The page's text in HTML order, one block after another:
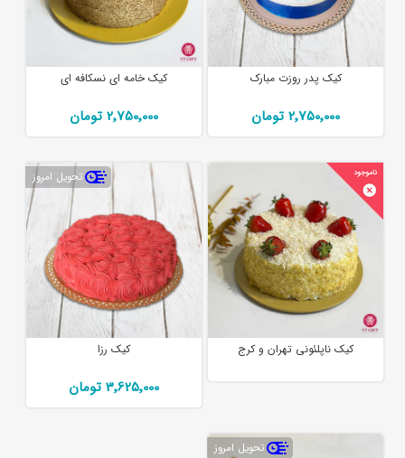
کیک پدر روزت مبارک
2٬750٬000 تومان
کیک خامه ای نسکافه ای
2٬750٬000 تومان
کیک ناپلئونی تهران و کرج
تحویل امروز
کیک رزا
3٬625٬000 تومان
تحویل امروز